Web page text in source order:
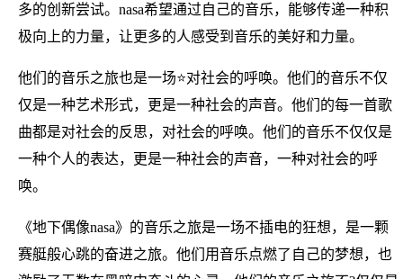
多的创新尝试。nasa希望通过自己的音乐，能够传递一种积
极向上的力量，让更多的人感受到音乐的美好和力量。
他们的音乐之旅也是一场⭐对社会的呼唤。他们的音乐不仅
仅是一种艺术形式，更是一种社会的声音。他们的每一首歌
曲都是对社会的反思，对社会的呼唤。他们的音乐不仅仅是
一种个人的表达，更是一种社会的声音，一种对社会的呼
唤。
《地下偶像nasa》的音乐之旅是一场不插电的狂想，是一颗
赛艇般心跳的奋进之旅。他们用音乐点燃了自己的梦想，也